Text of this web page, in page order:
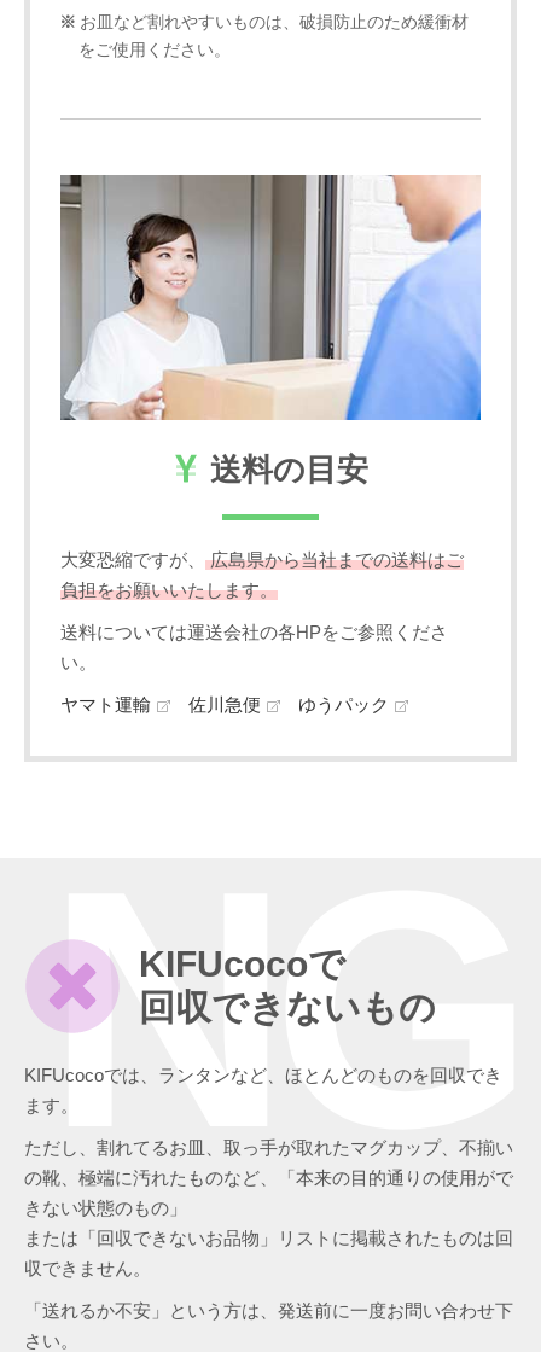
お皿など割れやすいものは、破損防止のため緩衝材
をご使用ください。
送料の目安
大変恐縮ですが、 広島県から当社までの送料はご
負担をお願いいたします。
送料については運送会社の各HPをご参照くださ
い。
ヤマト運輸 佐川急便 ゆうパック
KIFUcocoで
回収できないもの
KIFUcocoでは、ランタンなど、ほとんどのものを回収でき
ます。
ただし、割れてるお皿、取っ手が取れたマグカップ、不揃い
の靴、極端に汚れたものなど、「本来の目的通りの使用がで
きない状態のもの」
または「回収できないお品物」リストに掲載されたものは回
収できません。
「送れるか不安」という方は、発送前に一度お問い合わせ下
さい。
NG